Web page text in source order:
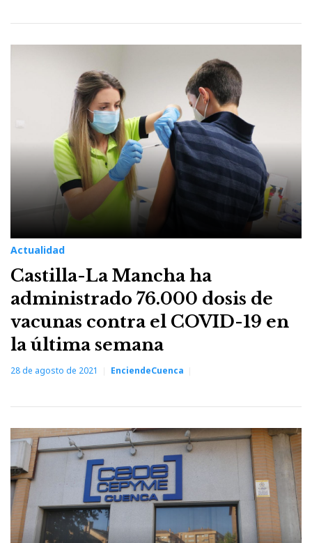
Actualidad
Castilla-La Mancha ha
administrado 76.000 dosis de
vacunas contra el COVID-19 en
la última semana
28 de agosto de 2021 EnciendeCuenca